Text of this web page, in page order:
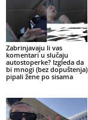
Zabrinjavaju li vas
komentari u slučaju
autostoperke? Izgleda da
bi mnogi (bez dopuštenja)
pipali žene po sisama